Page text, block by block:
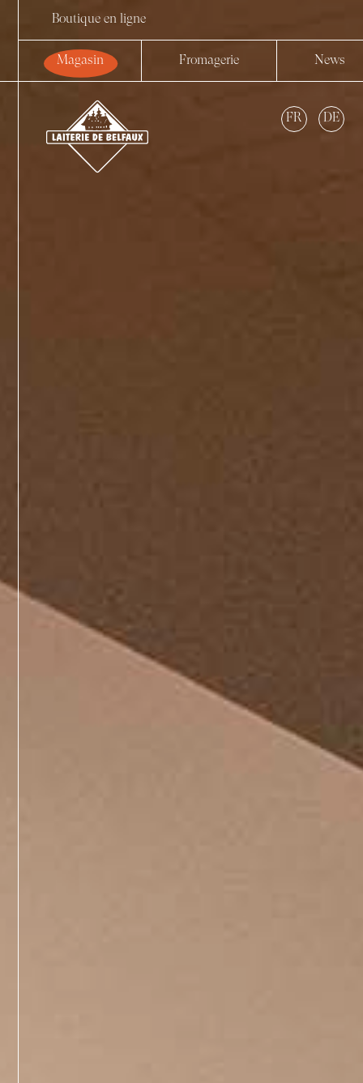
Boutique en ligne
Magasin Fromagerie News
FR DE